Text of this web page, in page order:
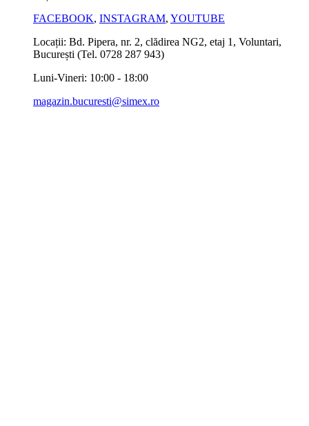
FACEBOOK, INSTAGRAM, YOUTUBE
Locații: Bd. Pipera, nr. 2, clădirea NG2, etaj 1, Voluntari,
București (Tel. 0728 287 943)
Luni-Vineri: 10:00 - 18:00
magazin.bucuresti@simex.ro